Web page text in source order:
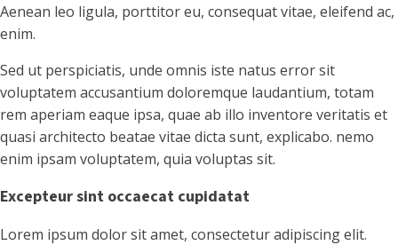
Aenean leo ligula, porttitor eu, consequat vitae, eleifend ac,
enim.
Sed ut perspiciatis, unde omnis iste natus error sit
voluptatem accusantium doloremque laudantium, totam
rem aperiam eaque ipsa, quae ab illo inventore veritatis et
quasi architecto beatae vitae dicta sunt, explicabo. nemo
enim ipsam voluptatem, quia voluptas sit.
Excepteur sint occaecat cupidatat
Lorem ipsum dolor sit amet, consectetur adipiscing elit.